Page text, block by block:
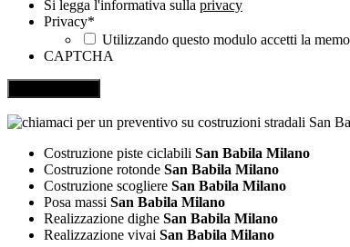
Si legga l'informativa sulla privacy
Privacy*
Utilizzando questo modulo accetti la
CAPTCHA
Costruzione piste ciclabili San Babila Milano
Costruzione rotonde San Babila Milano
Costruzione scogliere San Babila Milano
Posa massi San Babila Milano
Realizzazione dighe San Babila Milano
Realizzazione vivai San Babila Milano